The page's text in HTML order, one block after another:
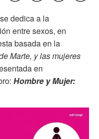
se dedica a la
entre sexos, en
basada en la
Marte, y las mujeres
en
Hombre y Mujer: